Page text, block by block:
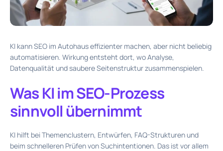
KI kann SEO im Autohaus effizienter machen, aber nicht beliebig
automatisieren. Wirkung entsteht dort, wo Analyse,
Datenqualität und saubere Seitenstruktur zusammenspielen.
Was KI im SEO-Prozess
sinnvoll übernimmt
KI hilft bei Themenclustern, Entwürfen, FAQ-Strukturen und
beim schnelleren Prüfen von Suchintentionen. Das ist vor allem